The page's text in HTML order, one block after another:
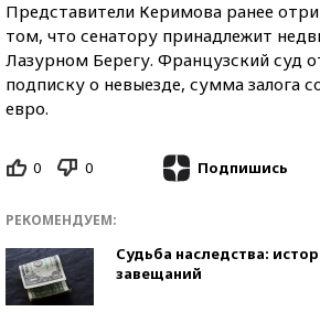
Представители Керимова ранее
том, что сенатору принадлежит
Лазурном Берегу. Французский суд
подписку о невыезде, сумма залога
евро.
0 0 Подпишись
РЕКОМЕНДУЕМ:
Судьба наследства:
завещаний